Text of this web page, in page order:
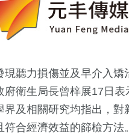
現聽力損傷並及早介入
衛生局長曾梓展17日
及相關研究均指出，
合經濟效益的篩檢方法。